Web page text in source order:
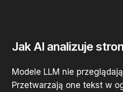
Jak AI analizuje
Modele LLM nie
Przetwarzają one tekst w